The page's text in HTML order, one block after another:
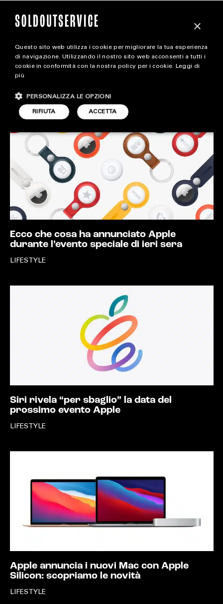
magazine
STYLE
FOOTWEAR
ACCESSORIES
MARCO DELBUE X
SOLDOUTSERVICE
Ecco che cosa ha annunciato Apple
durante l’evento speciale di ieri sera
LIFESTYLE
Siri rivela “per sbaglio” la data del
prossimo evento Apple
LIFESTYLE
Apple annuncia i nuovi Mac con Apple
Silicon: scopriamo le novità
LIFESTYLE
×
Questo sito web utilizza i cookie per migliorare la tua esperienza
di navigazione. Utilizzando il nostro sito web acconsenti a tutti i
cookie in conformità con la nostra policy per i cookie. Leggi di
più
ACCETTA
RIFIUTA
PERSONALIZZA LE OPZIONI